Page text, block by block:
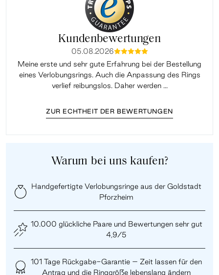
Kundenbewertungen
05.08.2026mmmmm
Meine erste und sehr gute Erfahrung bei der Bestellung
eines Verlobungsrings. Auch die Anpassung des Rings
verlief reibungslos. Daher werden ...
ZUR ECHTHEIT DER BEWERTUNGEN
Warum bei uns kaufen?
Handgefertigte Verlobungsringe aus der Goldstadt
Pforzheim
10.000 glückliche Paare und Bewertungen sehr gut
4,9/5
101 Tage Rückgabe-Garantie – Zeit lassen für den
Antrag und die Ringgröße lebenslang ändern